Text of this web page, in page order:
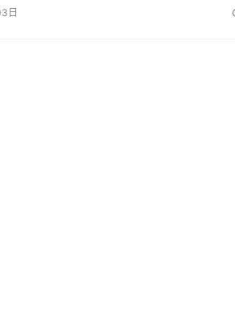
训同步跟上，央媒都报道了。...
日